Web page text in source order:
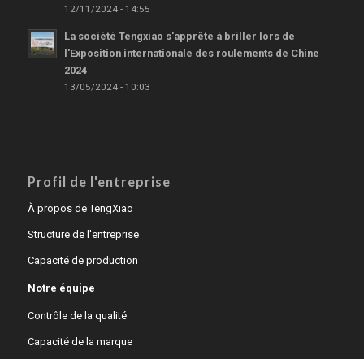
12/11/2024 - 14:55
La société Tengxiao s'apprête à briller lors de
l'Exposition internationale des roulements de Chine
2024
13/05/2024 - 10:03
Profil de l'entreprise
À propos de TengXiao
Structure de l'entreprise
Capacité de production
Notre équipe
Contrôle de la qualité
Capacité de la marque